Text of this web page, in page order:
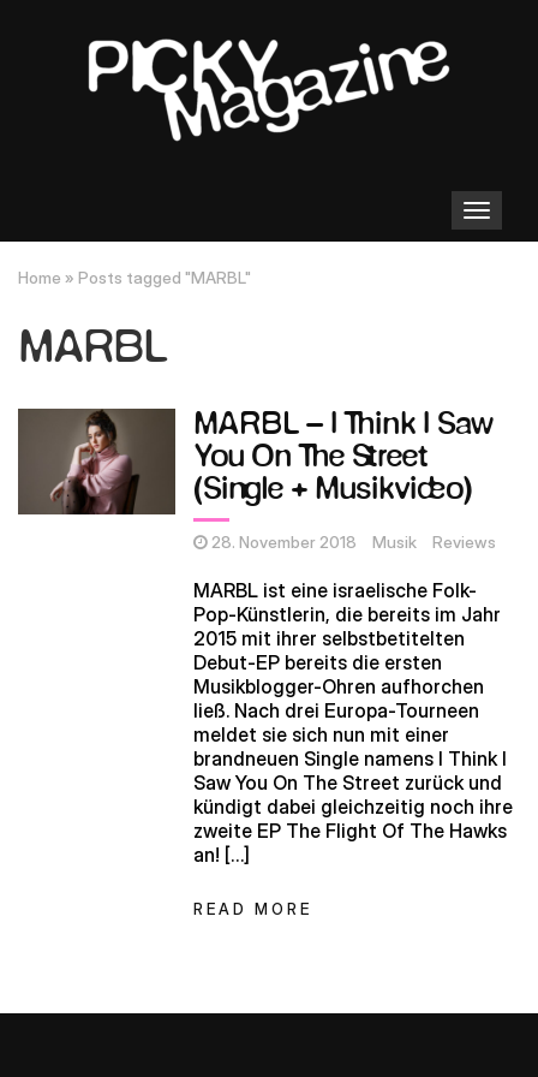
Toggle
navigation
Home » Posts tagged "MARBL"
MARBL
MARBL – I Think I Saw
You On The Street
(Single + Musikvideo)
28. November 2018 Musik Reviews
MARBL ist eine israelische Folk-
Pop-Künstlerin, die bereits im Jahr
2015 mit ihrer selbstbetitelten
Debut-EP bereits die ersten
Musikblogger-Ohren aufhorchen
ließ. Nach drei Europa-Tourneen
meldet sie sich nun mit einer
brandneuen Single namens I Think I
Saw You On The Street zurück und
kündigt dabei gleichzeitig noch ihre
zweite EP The Flight Of The Hawks
an! […]
READ MORE